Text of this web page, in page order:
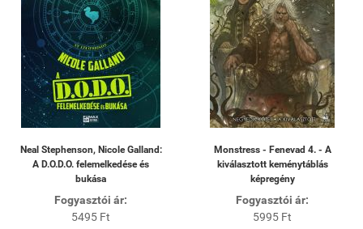
Neal Stephenson, Nicole Galland:
A ​D.O.D.O. felemelkedése és
bukása
Fogyasztói ár:
5495 Ft
Monstress - Fenevad 4. - A
kiválasztott keménytáblás
képregény
Fogyasztói ár:
5995 Ft